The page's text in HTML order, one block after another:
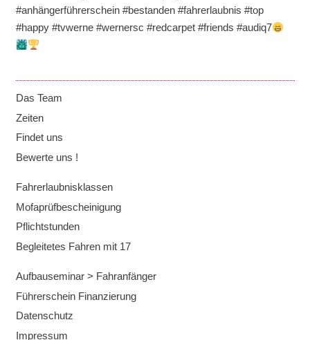
#anhängerführerschein #bestanden #fahrerlaubnis #top
#happy #tvwerne #wernersc #redcarpet #friends #audiq7
Das Team
Zeiten
Findet uns
Bewerte uns !
Fahrerlaubnisklassen
Mofaprüfbescheinigung
Pflichtstunden
Begleitetes Fahren mit 17
Aufbauseminar > Fahranfänger
Führerschein Finanzierung
Datenschutz
Impressum